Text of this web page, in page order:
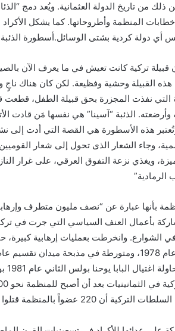
من تاريخ الدولة العثمانية. ويُعد دمج
المنظمة وأطروحاتها. كما يشكل الأكراد
أي دولة كردية بشتى الوسائل.أسطورة الذئبة
قبيلة تركية كانت تعيش في ما يعرف الآن
هذه القبيلة وحشية وفظيعة. لكن كان هناك
التي نفذت المجزرة بحق قبيلة الطفل،
الذئبة “آسينا” هي نفسها مَن قادت
هذه الأسطورة هي القصة التي أدت إلى
وجاء الشعار الذى تحول إلى شعار
ويغذي نزعة التفوق العرقي، على غرار
الرمادية”
بأنها عبارة عن “نصف مليون متطرف
بأعمال العنف السياسي التي جرت في
في الشوارع. وانخرطت بعمليات إرهابية